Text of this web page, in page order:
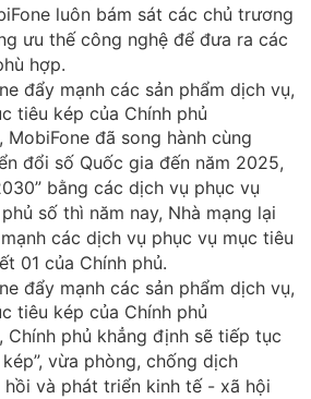
luôn bám sát các chủ trương
ưu thế công nghệ để đưa ra các
hợp.
MobiFone đã song hành cùng
đổi số Quốc gia đến năm 2025,
bằng các dịch vụ phục vụ
số thì năm nay, Nhà mạng lại
các dịch vụ phục vụ mục tiêu
01 của Chính phủ.
Chính phủ khẳng định sẽ tiếp tục
vừa phòng, chống dịch
và phát triển kinh tế - xã hội